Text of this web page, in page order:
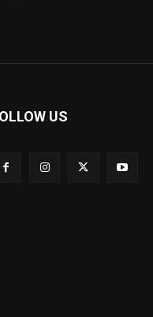
US